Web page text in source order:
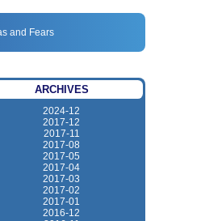
and Fears
ARCHIVES
2024-12
2017-12
2017-11
2017-08
2017-05
2017-04
2017-03
2017-02
2017-01
2016-12